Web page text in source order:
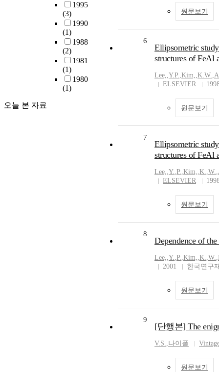
1995
(3)
1990
(1)
1988
(2)
1981
(1)
1980
(1)
오늘 본 자료
원문보기
6
Ellipsometric
structures of FeAl
Lee,,Y.P.,Kim,,K.W.,
ELSEVIER
원문보기
7
Ellipsometric
structures of FeAl
Lee,,Y.,P.,Kim,,K.,W.,
ELSEVIER
원문보기
8
Dependence of
Lee,,Y.,P.,Kim,,K.,W.,
2001
한국연구
원문보기
9
[단행본] The
V.S.,나이폴
원문보기